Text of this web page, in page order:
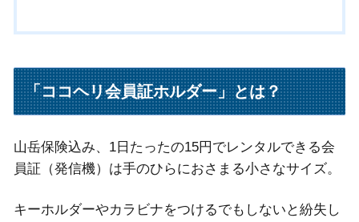
「ココヘリ会員証ホルダー」とは？
山岳保険込み、1日たったの15円でレンタルできる会
員証（発信機）は手のひらにおさまる小さなサイズ。
キーホルダーやカラビナをつけるでもしないと紛失し